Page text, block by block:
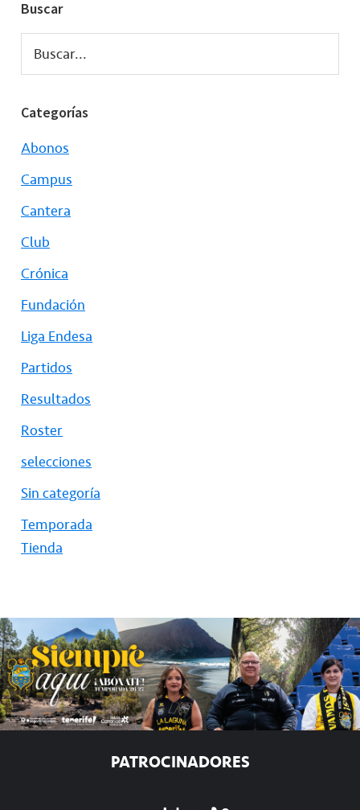
Buscar
Buscar...
Categorías
Abonos
Campus
Cantera
Club
Crónica
Fundación
Liga Endesa
Partidos
Resultados
Roster
selecciones
Sin categoría
Temporada
Tienda
PATROCINADORES